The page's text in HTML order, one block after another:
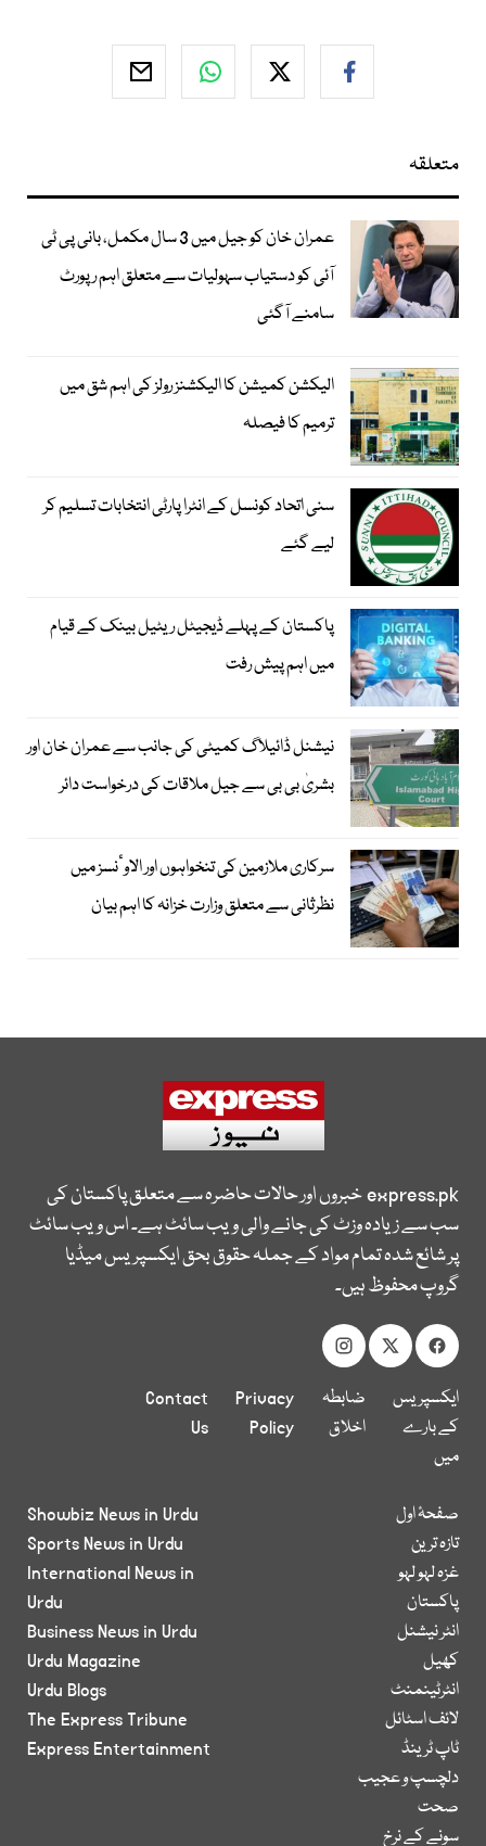
متعلقہ
عمران خان کو جیل میں 3 سال مکمل، بانی پی ٹی
آئی کو دستیاب سہولیات سے متعلق اہم رپورٹ
سامنے آگئی
الیکشن کمیشن کا الیکشنز رولز کی اہم شق میں
ترمیم کا فیصلہ
سنی اتحاد کونسل کے انٹرا پارٹی انتخابات تسلیم کر
لیے گئے
پاکستان کے پہلے ڈیجیٹل ریٹیل بینک کے قیام
میں اہم پیش رفت
نیشنل ڈائیلاگ کمیٹی کی جانب سے عمران خان اور
بشریٰ بی بی سے جیل ملاقات کی درخواست دائر
سرکاری ملازمین کی تنخواہوں اور الاوٴنسز میں
نظرثانی سے متعلق وزارت خزانہ کا اہم بیان
express.pkخبروں اور حالات حاضرہ سے متعلق پاکستان کی
سب سے زیادہ وزٹ کی جانے والی ویب سائٹ ہے۔ اس ویب سائٹ
پر شائع شدہ تمام مواد کے جملہ حقوق بحق ایکسپریس میڈیا
گروپ محفوظ ہیں۔
ایکسپریس
کے بارے
میں
ضابطہ
اخلاق
Privacy
Policy
Contact
Us
صفحۂ اول
تازہ ترین
غزہ لہو لہو
پاکستان
انٹر نیشنل
کھیل
انٹرٹینمنٹ
لائف اسٹائل
ٹاپ ٹرینڈ
دلچسپ و عجیب
صحت
سونے کے نرخ
Showbiz News in Urdu
Sports News in Urdu
International News in
Urdu
Business News in Urdu
Urdu Magazine
Urdu Blogs
The Express Tribune
Express Entertainment